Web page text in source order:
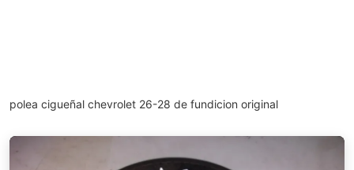
polea cigueñal chevrolet 26-28 de fundicion original